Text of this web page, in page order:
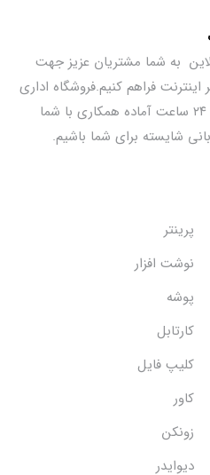
به شما مشتریان عزیز جهت
فراهم کنیم.فروشگاه اداری
پخش با کادر مجرب با پشتیبانی ۲۴ ساعت آماده همکاری با شما
شایسته برای شما باشیم.
پرینتر
نوشت افزار
پوشه
کارتابل
کلیپ فایل
کاور
زونکن
دیوایدر